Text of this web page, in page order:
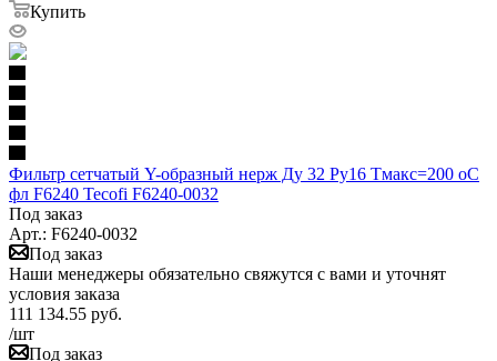
Купить
Фильтр сетчатый Y-образный нерж Ду 32 Ру16 Тмакс=200 oC
фл F6240 Tecofi F6240-0032
Под заказ
Арт.: F6240-0032
Под заказ
Наши менеджеры обязательно свяжутся с вами и уточнят
условия заказа
111 134.55 руб.
/шт
Под заказ